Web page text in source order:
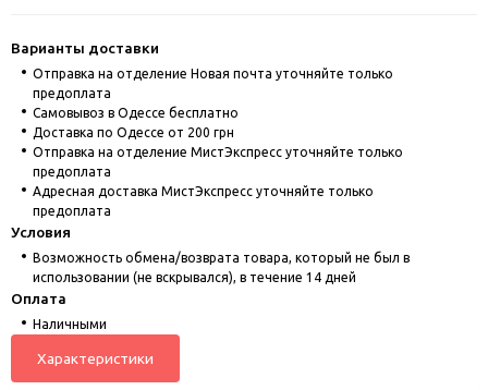
Варианты доставки
Отправка на отделение Новая почта уточняйте только
предоплата
Cамовывоз в Одессе бесплатно
Доставка по Одессе от 200 грн
Отправка на отделение МистЭкспресс уточняйте только
предоплата
Адресная доставка МистЭкспресс уточняйте только
предоплата
Условия
Возможность обмена/возврата товара, который не был в
использовании (не вскрывался), в течение 14 дней
Оплата
Наличными
Характеристики